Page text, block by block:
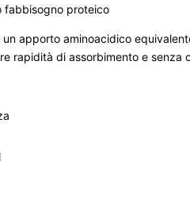
fabbisogno proteico
un apporto aminoacidico
rapidità di assorbimento e senza